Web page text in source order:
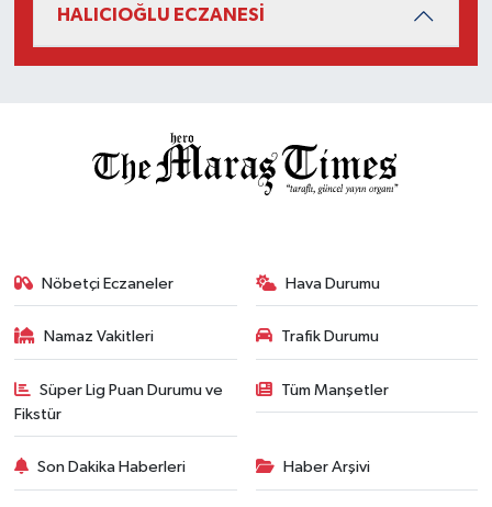
HALICIOĞLU ECZANESİ
Nöbetçi Eczaneler Hava Durumu
Namaz Vakitleri Trafik Durumu
Süper Lig Puan Durumu ve
Fikstür
Tüm Manşetler
Son Dakika Haberleri Haber Arşivi